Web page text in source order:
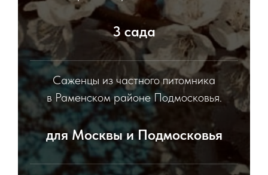
3 сада
Саженцы из частного питомника
в Раменском районе Подмосковья.
для Москвы и Подмосковья